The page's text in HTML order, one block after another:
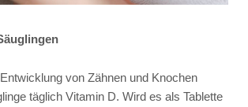
von Zähnen und Knochen
täglich Vitamin D. Wird es als Tablette